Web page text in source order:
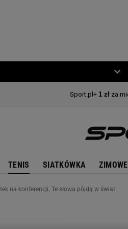
TENIS SIATKÓWKA ZIMOWE
na konferencji. Te słowa pójdą w świat